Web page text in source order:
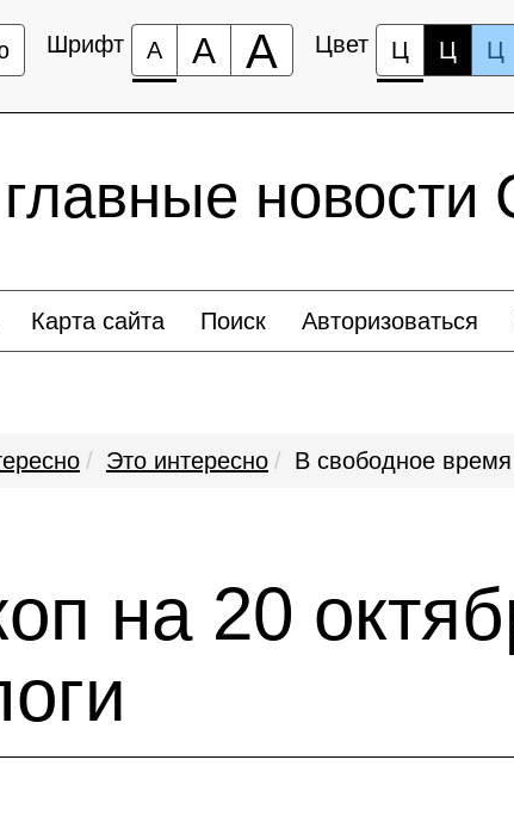
Шрифт А А А Цвет Ц Ц Ц
новости
Карта сайта Поиск Авторизоваться
Это интересно В свободное время
на 20